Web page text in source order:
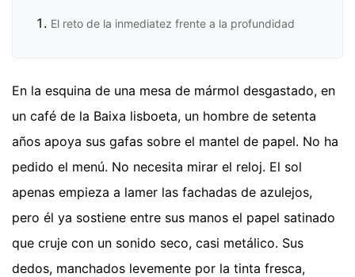
El reto de la inmediatez frente a la profundidad
En la esquina de una mesa de mármol desgastado, en
un café de la Baixa lisboeta, un hombre de setenta
años apoya sus gafas sobre el mantel de papel. No ha
pedido el menú. No necesita mirar el reloj. El sol
apenas empieza a lamer las fachadas de azulejos,
pero él ya sostiene entre sus manos el papel satinado
que cruje con un sonido seco, casi metálico. Sus
dedos, manchados levemente por la tinta fresca,